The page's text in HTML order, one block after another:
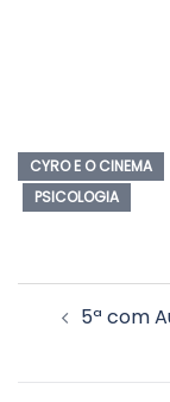
CYRO E O CINEMA
PSICOLOGIA
5ª com